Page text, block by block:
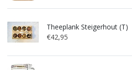
Theeplank Steigerhout (T)
€42,95